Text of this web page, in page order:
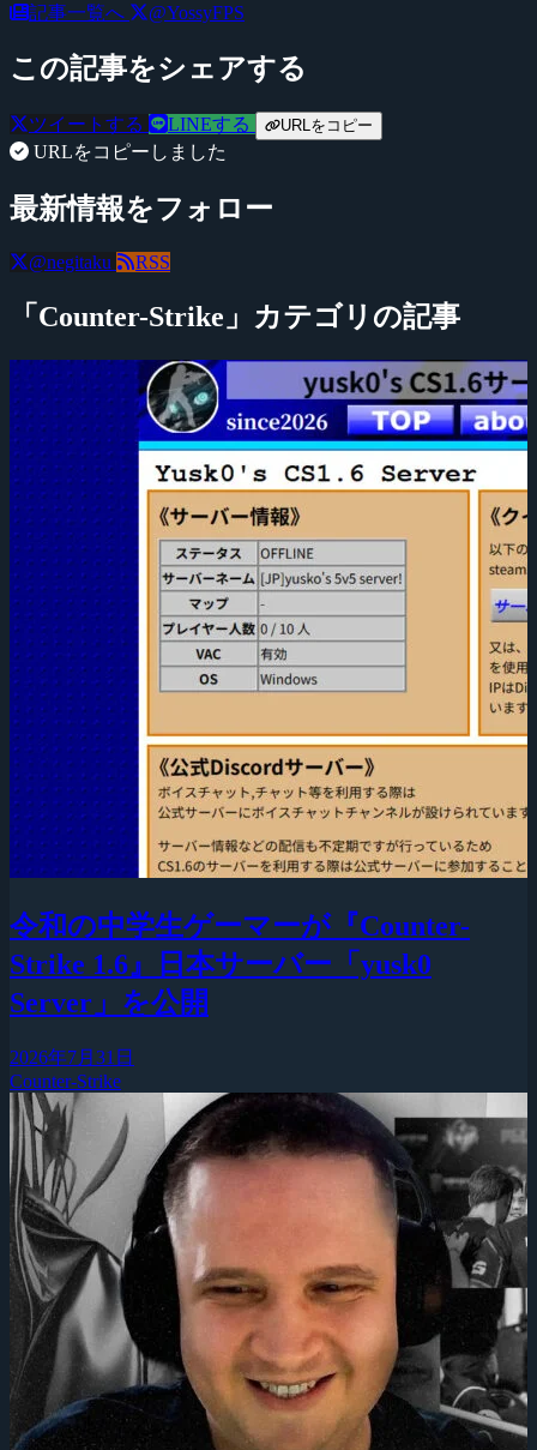
記事一覧へ @YossyFPS
この記事をシェアする
ツイートする LINEする URLをコピー
URLをコピーしました
最新情報をフォロー
@negitaku RSS
「Counter-Strike」カテゴリの記事
令和の中学生ゲーマーが『Counter-
Strike 1.6』日本サーバー「yusk0
Server」を公開
2026年7月31日
Counter-Strike